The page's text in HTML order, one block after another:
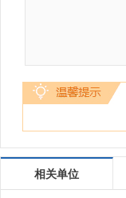
相关单位